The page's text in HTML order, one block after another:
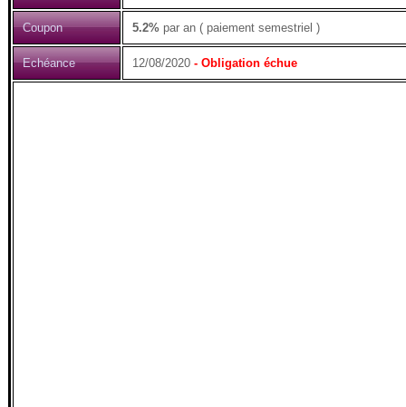
Coupon 5.2% par an ( paiement semestriel )
Echéance 12/08/2020 - Obligation échue